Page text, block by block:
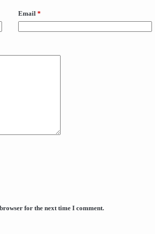
Email *
for the next time I comment.